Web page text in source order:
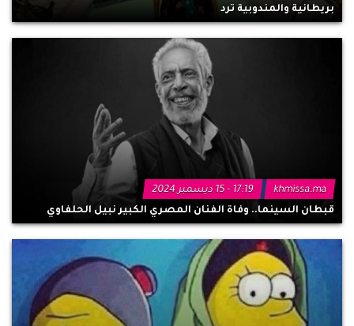
بريطانية والمندوبية ترد
khmissa.ma
17:19 - 15 ديسمبر 2024
قبطان السينما.. وفاة الفنان المصري الكبير نبيل الحلفاوي